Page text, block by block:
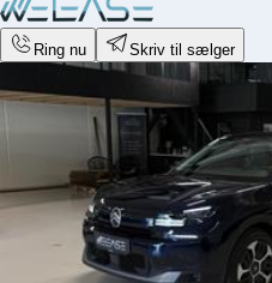
Ring nu Skriv til sælger